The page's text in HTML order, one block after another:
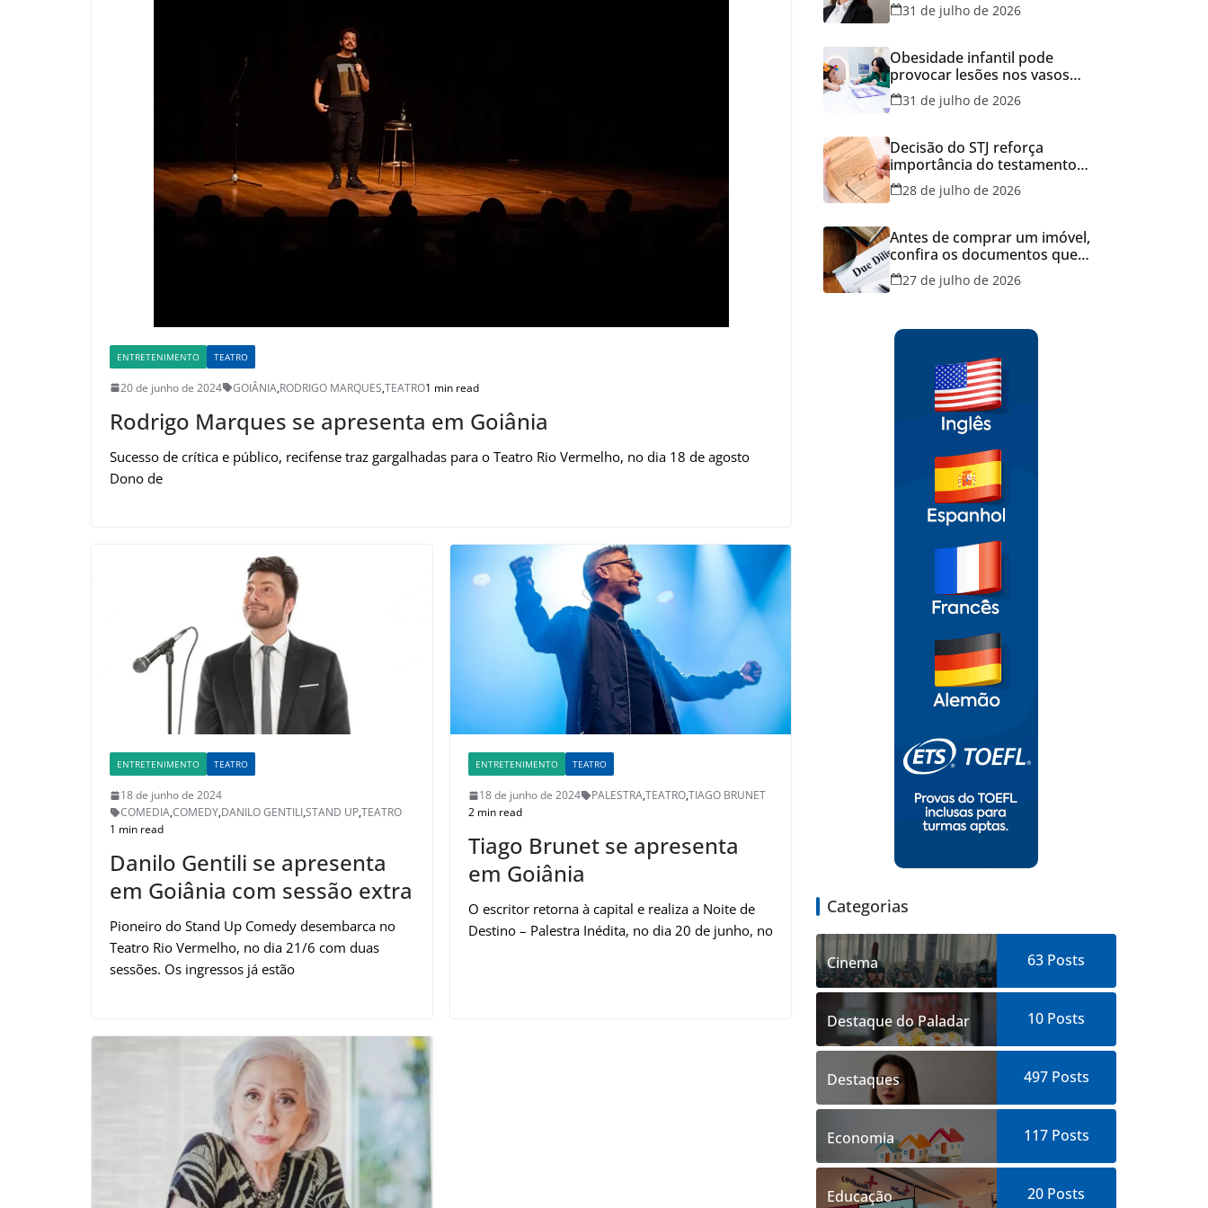
ENTRETENIMENTO TEATRO
20 de junho de 2024 GOIÂNIA,RODRIGO MARQUES,TEATRO1 min read
Rodrigo Marques se apresenta em Goiânia
Sucesso de crítica e público, recifense traz gargalhadas para o Teatro Rio Vermelho, no dia 18 de agosto
Dono de
ENTRETENIMENTO TEATRO
18 de junho de 2024
COMEDIA,COMEDY,DANILO GENTILI,STAND UP,TEATRO
1 min read
Danilo Gentili se apresenta
em Goiânia com sessão extra
Pioneiro do Stand Up Comedy desembarca no
Teatro Rio Vermelho, no dia 21/6 com duas
sessões. Os ingressos já estão
ENTRETENIMENTO TEATRO
18 de junho de 2024 PALESTRA,TEATRO,TIAGO BRUNET
2 min read
Tiago Brunet se apresenta
em Goiânia
O escritor retorna à capital e realiza a Noite de
Destino – Palestra Inédita, no dia 20 de junho, no
31 de julho de 2026
Obesidade infantil pode
provocar lesões nos vasos
sanguíneos ainda na infância,
alerta estudo
31 de julho de 2026
Decisão do STJ reforça
importância do testamento
feito em cartório
28 de julho de 2026
Antes de comprar um imóvel,
confira os documentos que
podem evitar prejuízos e
disputas na justiça
27 de julho de 2026
Categorias
Cinema 63 Posts
Destaque do Paladar 10 Posts
Destaques 497Posts
Economia 117Posts
Educação 20 Posts